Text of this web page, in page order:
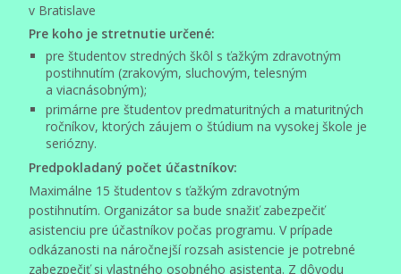
v Bratislave
Pre koho je stretnutie určené:
pre študentov stredných škôl s ťažkým zdravotným
postihnutím (zrakovým, sluchovým, telesným
a viacnásobným);
primárne pre študentov predmaturitných a maturitných
ročníkov, ktorých záujem o štúdium na vysokej škole je
seriózny.
Predpokladaný počet účastníkov:
Maximálne 15 študentov s ťažkým zdravotným
postihnutím. Organizátor sa bude snažiť zabezpečiť
asistenciu pre účastníkov počas programu. V prípade
odkázanosti na náročnejší rozsah asistencie je potrebné
zabezpečiť si vlastného osobného asistenta. Z dôvodu